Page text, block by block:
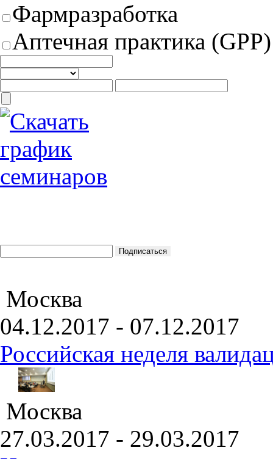
Фармразработка
Аптечная практика (GPP)
Москва
04.12.2017 - 07.12.2017
Российская неделя
Москва
27.03.2017 - 29.03.2017